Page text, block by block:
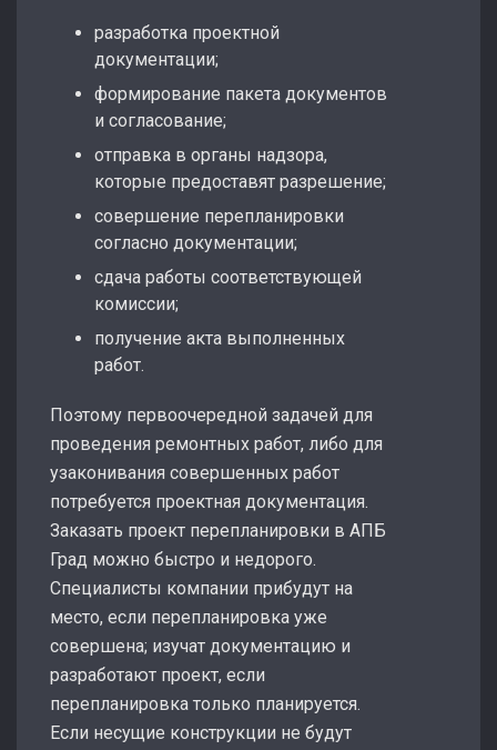
разработка проектной
документации;
формирование пакета документов
и согласование;
отправка в органы надзора,
которые предоставят разрешение;
совершение перепланировки
согласно документации;
сдача работы соответствующей
комиссии;
получение акта выполненных
работ.
Поэтому первоочередной задачей для
проведения ремонтных работ, либо для
узаконивания совершенных работ
потребуется проектная документация.
Заказать проект перепланировки в АПБ
Град можно быстро и недорого.
Специалисты компании прибудут на
место, если перепланировка уже
совершена; изучат документацию и
разработают проект, если
перепланировка только планируется.
Если несущие конструкции не будут